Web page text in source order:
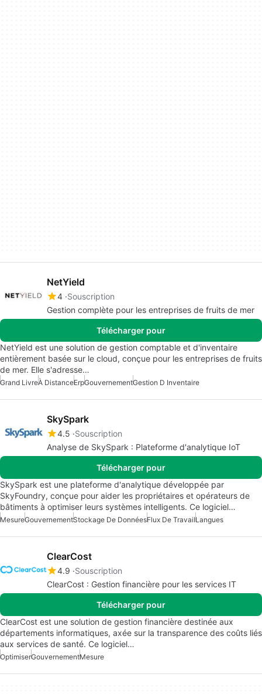
NetYield
4 Souscription
Gestion complète pour les entreprises de fruits de mer
Télécharger pour
NetYield est une solution de gestion comptable et d'inventaire
entièrement basée sur le cloud, conçue pour les entreprises de fruits
de mer. Elle s'adresse…
Grand LivreÀ DistanceErpGouvernementGestion D Inventaire
SkySpark
4.5 Souscription
Analyse de SkySpark : Plateforme d'analytique IoT
Télécharger pour
SkySpark est une plateforme d'analytique développée par
SkyFoundry, conçue pour aider les propriétaires et opérateurs de
bâtiments à optimiser leurs systèmes intelligents. Ce logiciel…
MesureGouvernementStockage De DonnéesFlux De TravailLangues
ClearCost
4.9 Souscription
ClearCost : Gestion financière pour les services IT
Télécharger pour
ClearCost est une solution de gestion financière destinée aux
départements informatiques, axée sur la transparence des coûts liés
aux services de santé. Ce logiciel…
OptimiserGouvernementMesure